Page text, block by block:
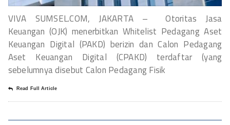
VIVA SUMSEL.COM, JAKARTA – Otoritas Jasa
Keuangan (OJK) menerbitkan Whitelist Pedagang Aset
Keuangan Digital (PAKD) berizin dan Calon Pedagang
Aset Keuangan Digital (CPAKD) terdaftar (yang
sebelumnya disebut Calon Pedagang Fisik
Read Full Article